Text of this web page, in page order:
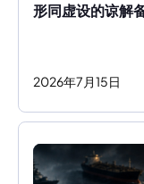
形同虚设的谅解
2026年7 月15日